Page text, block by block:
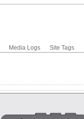
Media Logs Site Tags